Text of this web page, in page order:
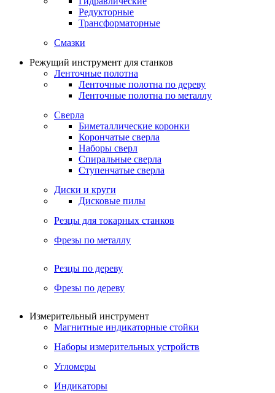
Редукторные
Трансформаторные
Смазки
Режущий инструмент для станков
Ленточные полотна
Ленточные полотна по дереву
Ленточные полотна по металлу
Сверла
Биметаллические коронки
Корончатые сверла
Наборы сверл
Спиральные сверла
Ступенчатые сверла
Диски и круги
Дисковые пилы
Резцы для токарных станков
Фрезы по металлу
Резцы по дереву
Фрезы по дереву
Измерительный инструмент
Магнитные индикаторные стойки
Наборы измерительных устройств
Угломеры
Индикаторы